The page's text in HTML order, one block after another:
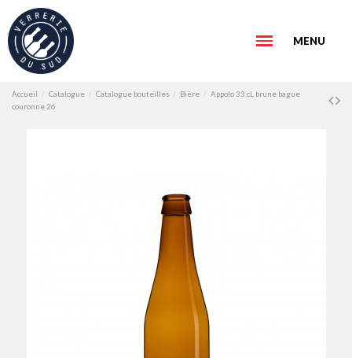
MENU
Accueil Catalogue Catalogue bouteilles Bière
Appolo 33 cL brune bague
couronne 26